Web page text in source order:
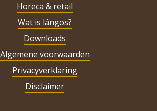
Horeca & retail
Wat is lángos?
Downloads
Algemene voorwaarden
Privacyverklaring
Disclaimer